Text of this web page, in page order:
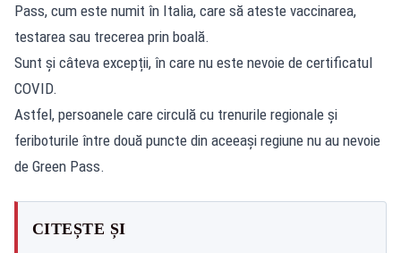
Pass, cum este numit în Italia, care să ateste vaccinarea,
testarea sau trecerea prin boală.
Sunt și câteva excepții, în care nu este nevoie de certificatul
COVID.
Astfel, persoanele care circulă cu trenurile regionale și
feriboturile între două puncte din aceeași regiune nu au nevoie
de Green Pass.
CITEȘTE ȘI